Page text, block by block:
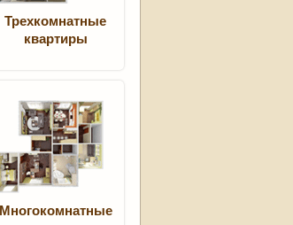
Трехкомнатные
квартиры
Многокомнатные